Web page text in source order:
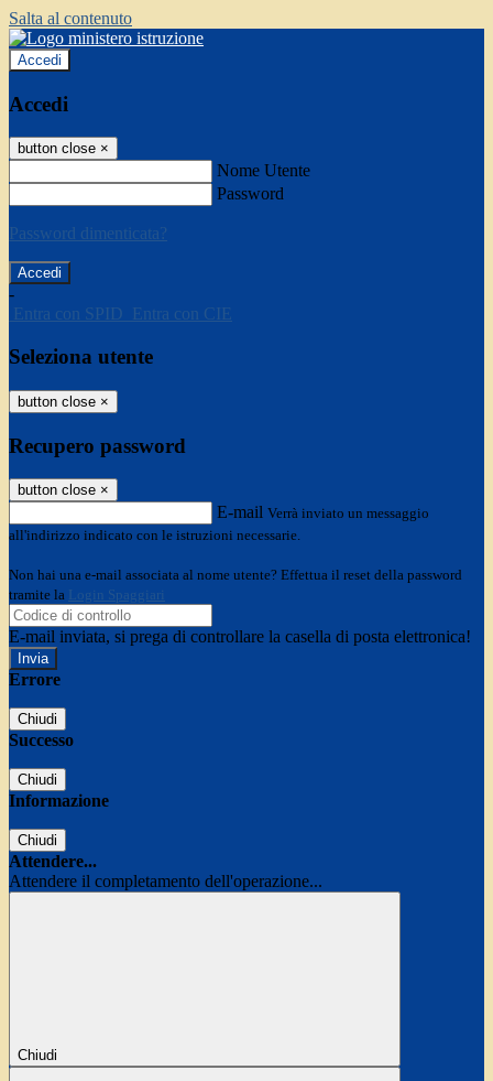
Salta al contenuto
Accedi
Accedi
button close ×
Nome Utente
Password
Password dimenticata?
-
Entra con SPID
Entra con CIE
Seleziona utente
button close ×
Recupero password
button close ×
E-mail Verrà inviato un messaggio
all'indirizzo indicato con le istruzioni necessarie.
Non hai una e-mail associata al nome utente? Effettua il reset della password
tramite la Login Spaggiari
E-mail inviata, si prega di controllare la casella di posta elettronica!
Errore
Chiudi
Successo
Chiudi
Informazione
Chiudi
Attendere...
Attendere il completamento dell'operazione...
Chiudi